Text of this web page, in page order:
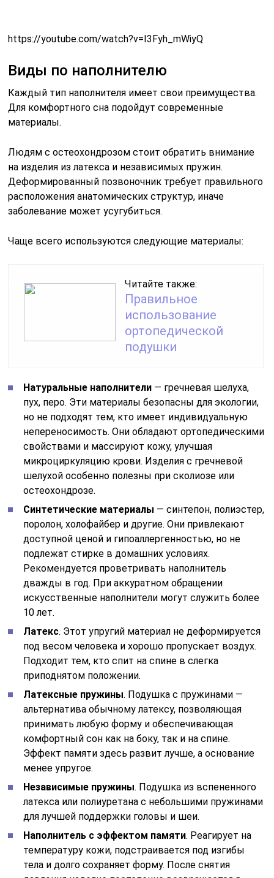
https://youtube.com/watch?v=I3Fyh_mWiyQ
Виды по наполнителю
Каждый тип наполнителя имеет свои преимущества.
Для комфортного сна подойдут современные
материалы.
Людям с остеохондрозом стоит обратить внимание
на изделия из латекса и независимых пружин.
Деформированный позвоночник требует правильного
расположения анатомических структур, иначе
заболевание может усугубиться.
Чаще всего используются следующие материалы:
Читайте также:
Правильное
использование
ортопедической
подушки
Натуральные наполнители — гречневая шелуха,
пух, перо. Эти материалы безопасны для экологии,
но не подходят тем, кто имеет индивидуальную
непереносимость. Они обладают ортопедическими
свойствами и массируют кожу, улучшая
микроциркуляцию крови. Изделия с гречневой
шелухой особенно полезны при сколиозе или
остеохондрозе.
Синтетические материалы — синтепон, полиэстер,
поролон, холофайбер и другие. Они привлекают
доступной ценой и гипоаллергенностью, но не
подлежат стирке в домашних условиях.
Рекомендуется проветривать наполнитель
дважды в год. При аккуратном обращении
искусственные наполнители могут служить более
10 лет.
Латекс. Этот упругий материал не деформируется
под весом человека и хорошо пропускает воздух.
Подходит тем, кто спит на спине в слегка
приподнятом положении.
Латексные пружины. Подушка с пружинами —
альтернатива обычному латексу, позволяющая
принимать любую форму и обеспечивающая
комфортный сон как на боку, так и на спине.
Эффект памяти здесь развит лучше, а основание
менее упругое.
Независимые пружины. Подушка из вспененного
латекса или полиуретана с небольшими пружинами
для лучшей поддержки головы и шеи.
Наполнитель с эффектом памяти. Реагирует на
температуру кожи, подстраивается под изгибы
тела и долго сохраняет форму. После снятия